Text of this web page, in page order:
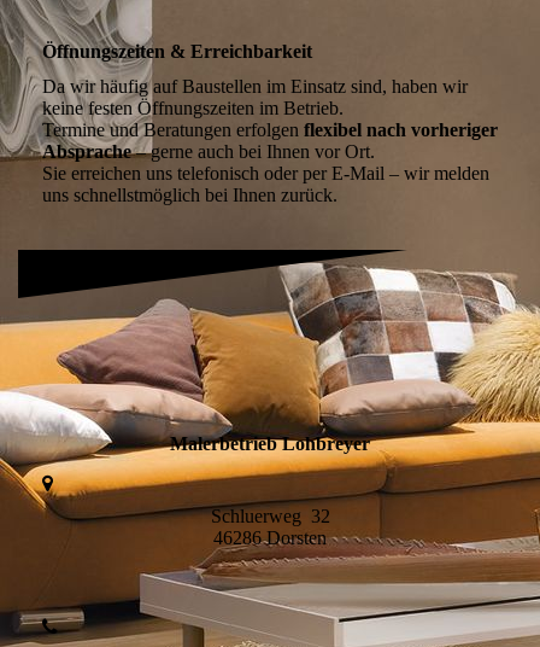
Öffnungszeiten & Erreichbarkeit
Da wir häufig auf Baustellen im Einsatz sind, haben wir
keine festen Öffnungszeiten im Betrieb.
Termine und Beratungen erfolgen flexibel nach vorheriger
Absprache– gerne auch bei Ihnen vor Ort.
Sie erreichen uns telefonisch oder per E-Mail – wir melden
uns schnellstmöglich bei Ihnen zurück.
Malerbetrieb Lohbreyer
Schluerweg 32
46286 Dorsten